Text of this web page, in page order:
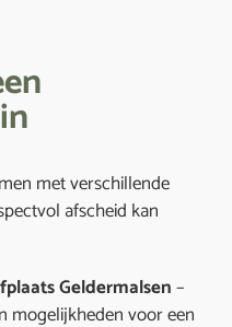
met verschillende
afscheid kan
Geldermalsen–
mogelijkheden voor een